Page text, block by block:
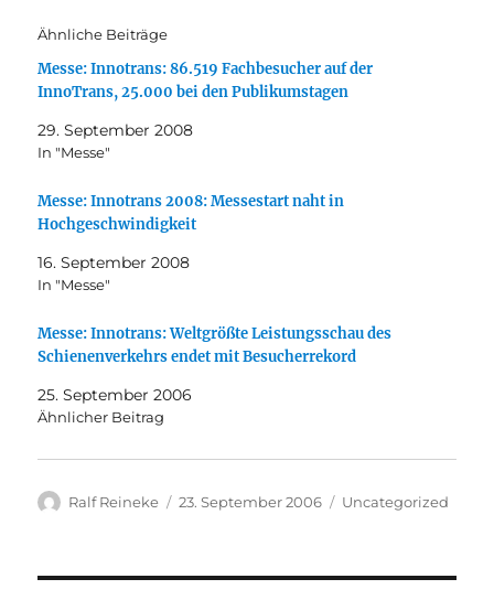
Ähnliche Beiträge
Messe: Innotrans: 86.519 Fachbesucher auf der
InnoTrans, 25.000 bei den Publikumstagen
29. September 2008
In "Messe"
Messe: Innotrans 2008: Messestart naht in
Hochgeschwindigkeit
16. September 2008
In "Messe"
Messe: Innotrans: Weltgrößte Leistungsschau des
Schienenverkehrs endet mit Besucherrekord
25. September 2006
Ähnlicher Beitrag
Autor
Ralf Reineke
Veröffentlicht
23. September 2006 Kategorien
Uncategorized